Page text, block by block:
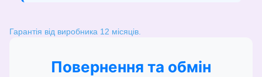
Гарантія від виробника 12 місяців.
Повернення та обмін